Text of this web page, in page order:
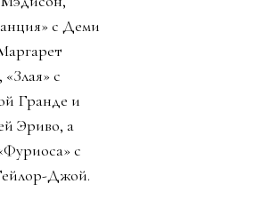
с Деми
с
Гранде и
Эриво, а
с
Джой.